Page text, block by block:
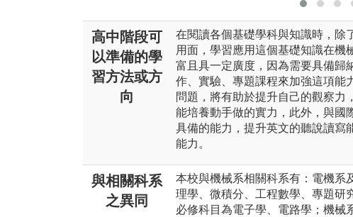
高中階段可
以準備的學
習方法或方
向
在閱讀各個基礎學科與知識時，除
用面，學習應用這個基礎知識在機
富且具一定廣度，因為需要具備歸
作、實驗、專題課程來加強這項能
問題，將有助於提升自己的觀察力
能培養動手做的實力，此外，與國
具備的能力，提升英文的聽說讀寫
能力。
與相關科系
之異同
本校與機械系相關科系有：電機系
理學、微積分、工程數學、專題研
必修科目為電子學、電路學；機械